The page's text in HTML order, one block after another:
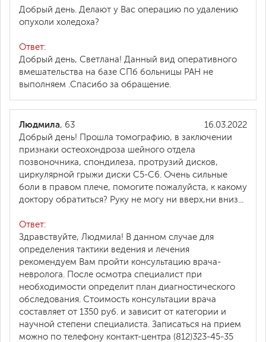
Добрый день. Делают у Вас операцию по удалению
опухоли холедоха?
Ответ:
Добрый день, Светлана! Данный вид оперативного
вмешательства на базе СПб больницы РАН не
выполняем .Спасибо за обращение.
16.03.2022
Людмила, 63
Добрый день! Прошла томографию, в заключении
признаки остеохондроза шейного отдела
позвоночника, спондилеза, протрузий дисков,
циркулярной грыжи диски С5-С6. Очень сильные
боли в правом плече, помогите пожалуйста, к какому
доктору обратиться? Руку не могу ни вверх,ни вниз...
Ответ:
Здравствуйте, Людмила! В данном случае для
определения тактики ведения и лечения
рекомендуем Вам пройти консультацию врача-
невролога. После осмотра специалист при
необходимости определит план диагностического
обследования. Стоимость консультации врача
составляет от 1350 руб. и зависит от категории и
научной степени специалиста. Записаться на прием
можно по телефону контакт-центра (812)323-45-35